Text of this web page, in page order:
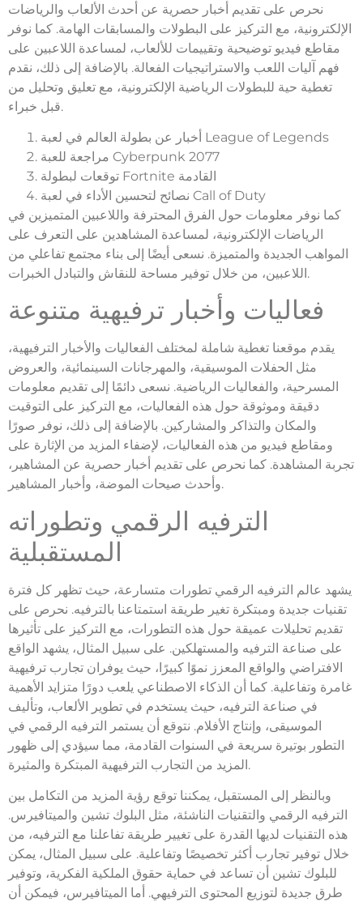
نحرص على تقديم أخبار حصرية عن أحدث الألعاب والرياضات
الإلكترونية، مع التركيز على البطولات والمسابقات الهامة. كما نوفر
مقاطع فيديو توضيحية وتقييمات للألعاب، لمساعدة اللاعبين على
فهم آليات اللعب والاستراتيجيات الفعالة. بالإضافة إلى ذلك، نقدم
تغطية حية للبطولات الرياضية الإلكترونية، مع تعليق وتحليل من
قبل خبراء.
أخبار عن بطولة العالم في لعبة League of Legends
مراجعة للعبة Cyberpunk 2077
توقعات لبطولة Fortnite القادمة
نصائح لتحسين الأداء في لعبة Call of Duty
كما نوفر معلومات حول الفرق المحترفة واللاعبين المتميزين في
الرياضات الإلكترونية، لمساعدة المشاهدين على التعرف على
المواهب الجديدة والمتميزة. نسعى أيضًا إلى بناء مجتمع تفاعلي من
اللاعبين، من خلال توفير مساحة للنقاش والتبادل الخبرات.
فعاليات وأخبار ترفيهية متنوعة
يقدم موقعنا تغطية شاملة لمختلف الفعاليات والأخبار الترفيهية،
مثل الحفلات الموسيقية، والمهرجانات السينمائية، والعروض
المسرحية، والفعاليات الرياضية. نسعى دائمًا إلى تقديم معلومات
دقيقة وموثوقة حول هذه الفعاليات، مع التركيز على التوقيت
والمكان والتذاكر والمشاركين. بالإضافة إلى ذلك، نوفر صورًا
ومقاطع فيديو من هذه الفعاليات، لإضفاء المزيد من الإثارة على
تجربة المشاهدة. كما نحرص على تقديم أخبار حصرية عن المشاهير،
وأحدث صيحات الموضة، وأخبار المشاهير.
الترفيه الرقمي وتطوراته
المستقبلية
يشهد عالم الترفيه الرقمي تطورات متسارعة، حيث تظهر كل فترة
تقنيات جديدة ومبتكرة تغير طريقة استمتاعنا بالترفيه. نحرص على
تقديم تحليلات عميقة حول هذه التطورات، مع التركيز على تأثيرها
على صناعة الترفيه والمستهلكين. على سبيل المثال، يشهد الواقع
الافتراضي والواقع المعزز نموًا كبيرًا، حيث يوفران تجارب ترفيهية
غامرة وتفاعلية. كما أن الذكاء الاصطناعي يلعب دورًا متزايد الأهمية
في صناعة الترفيه، حيث يستخدم في تطوير الألعاب، وتأليف
الموسيقى، وإنتاج الأفلام. نتوقع أن يستمر الترفيه الرقمي في
التطور بوتيرة سريعة في السنوات القادمة، مما سيؤدي إلى ظهور
المزيد من التجارب الترفيهية المبتكرة والمثيرة.
وبالنظر إلى المستقبل، يمكننا توقع رؤية المزيد من التكامل بين
الترفيه الرقمي والتقنيات الناشئة، مثل البلوك تشين والميتافيرس.
هذه التقنيات لديها القدرة على تغيير طريقة تفاعلنا مع الترفيه، من
خلال توفير تجارب أكثر تخصيصًا وتفاعلية. على سبيل المثال، يمكن
للبلوك تشين أن تساعد في حماية حقوق الملكية الفكرية، وتوفير
طرق جديدة لتوزيع المحتوى الترفيهي. أما الميتافيرس، فيمكن أن